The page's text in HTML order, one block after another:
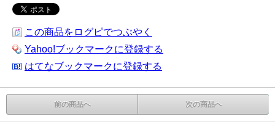
この商品をログピでつぶやく
Yahoo!ブックマークに登録する
はてなブックマークに登録する
前の商品へ 次の商品へ